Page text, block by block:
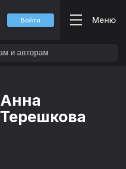
Войти Меню
Анна
Терешкова